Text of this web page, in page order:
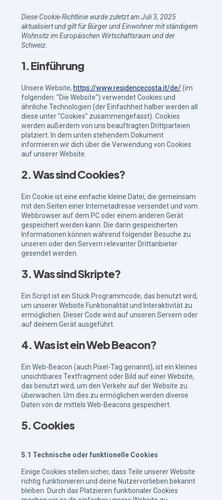
Diese Cookie-Richtlinie wurde zuletzt am Juli 3, 2025
aktualisiert und gilt für Bürger und Einwohner mit ständigem
Wohnsitz im Europäischen Wirtschaftsraum und der
Schweiz.
1. Einführung
Unsere Website, https://www.residencecosta.it/de/(im
folgenden: "Die Website") verwendet Cookies und
ähnliche Technologien (der Einfachheit halber werden all
diese unter "Cookies" zusammengefasst). Cookies
werden außerdem von uns beauftragten Drittparteien
platziert. In dem unten stehendem Dokument
informieren wir dich über die Verwendung von Cookies
auf unserer Website.
2. Was sind Cookies?
Ein Cookie ist eine einfache kleine Datei, die gemeinsam
mit den Seiten einer Internetadresse versendet und vom
Webbrowser auf dem PC oder einem anderen Gerät
gespeichert werden kann. Die darin gespeicherten
Informationen können während folgender Besuche zu
unseren oder den Servern relevanter Drittanbieter
gesendet werden.
3. Was sind Skripte?
Ein Script ist ein Stück Programmcode, das benutzt wird,
um unserer Website Funktionalität und Interaktivität zu
ermöglichen. Dieser Code wird auf unseren Servern oder
auf deinem Gerät ausgeführt.
4. Was ist ein Web Beacon?
Ein Web-Beacon (auch Pixel-Tag genannt), ist ein kleines
unsichtbares Textfragment oder Bild auf einer Website,
das benutzt wird, um den Verkehr auf der Website zu
überwachen. Um dies zu ermöglichen werden diverse
Daten von dir mittels Web-Beacons gespeichert.
5. Cookies
5.1 Technische oder funktionelle Cookies
Einige Cookies stellen sicher, dass Teile unserer Website
richtig funktionieren und deine Nutzervorlieben bekannt
bleiben. Durch das Platzieren funktionaler Cookies